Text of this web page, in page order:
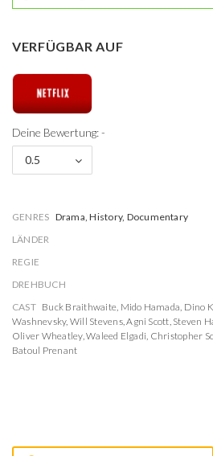
VERFÜGBAR AUF
Deine Bewertung: -
0.5
GENRES Drama, History, Documentary
LÄNDER
REGIE
DREHBUCH
CAST Buck Braithwaite, Mido Hamada, Dino
Washnevsky, Will Stevens,Agni Scott, Steven
Oliver Wheatley,Waleed Elgadi, Christopher
Batoul Prenant